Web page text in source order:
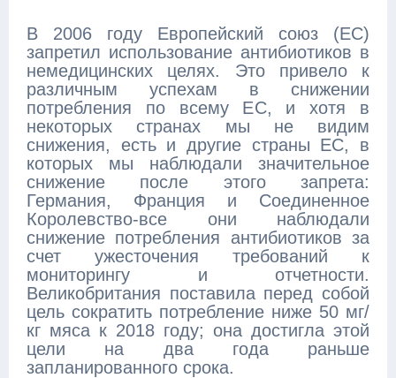
В 2006 году Европейский союз (ЕС)
запретил использование антибиотиков в
немедицинских целях. Это привело к
различным успехам в снижении
потребления по всему ЕС, и хотя в
некоторых странах мы не видим
снижения, есть и другие страны ЕС, в
которых мы наблюдали значительное
снижение после этого запрета:
Германия, Франция и Соединенное
Королевство-все они наблюдали
снижение потребления антибиотиков за
счет ужесточения требований к
мониторингу и отчетности.
Великобритания поставила перед собой
цель сократить потребление ниже 50 мг/
кг мяса к 2018 году; она достигла этой
цели на два года раньше
запланированного срока.